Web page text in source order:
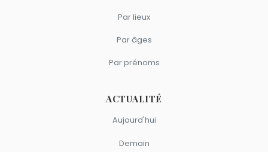
Par lieux
Par âges
Par prénoms
ACTUALITÉ
Aujourd'hui
Demain